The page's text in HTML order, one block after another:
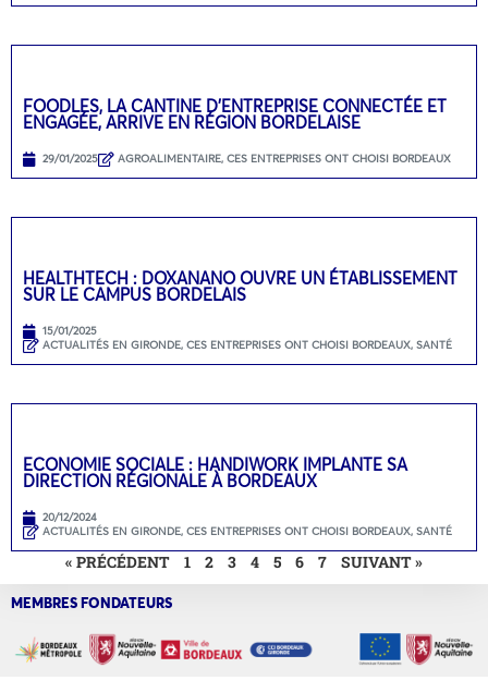
FOODLES, LA CANTINE D’ENTREPRISE CONNECTÉE ET
ENGAGÉE, ARRIVE EN RÉGION BORDELAISE
29/01/2025 AGROALIMENTAIRE, CES ENTREPRISES ONT CHOISI BORDEAUX
HEALTHTECH : DOXANANO OUVRE UN ÉTABLISSEMENT
SUR LE CAMPUS BORDELAIS
15/01/2025
ACTUALITÉS EN GIRONDE, CES ENTREPRISES ONT CHOISI BORDEAUX, SANTÉ
ECONOMIE SOCIALE : HANDIWORK IMPLANTE SA
DIRECTION RÉGIONALE À BORDEAUX
20/12/2024
ACTUALITÉS EN GIRONDE, CES ENTREPRISES ONT CHOISI BORDEAUX, SANTÉ
« PRÉCÉDENT 1 2 3 4 5 6 7 SUIVANT »
MEMBRES FONDATEURS